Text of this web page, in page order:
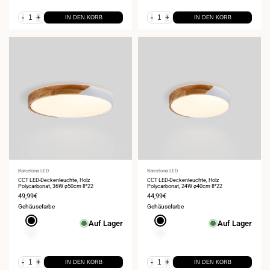
- + IN DEN KORB - + IN DEN KORB
Anbieter:
Barcelona LED
CCT LED-Deckenleuchte, Holz
Polycarbonat, 36W ø50cm IP22
Verkaufspreis
49,99€
Gehäusefarbe
Schwarz
Auf Lager
- + IN DEN KORB
Anbieter:
Barcelona LED
CCT LED-Deckenleuchte, Holz
Polycarbonat, 24W ø40cm IP22
Verkaufspreis
44,99€
Gehäusefarbe
Schwarz
Auf Lager
- + IN DEN KORB